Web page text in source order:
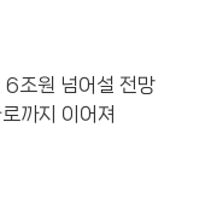
조원 넘어설 전망
까지 이어져